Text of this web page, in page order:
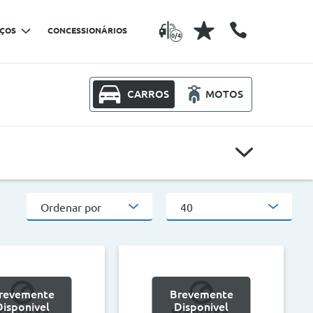
0/4
CONCESSIONÁRIOS
MOTOS
CARROS
Modelos
>
CO2
Ordenar por 40
Brevemente
Disponivel